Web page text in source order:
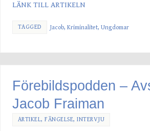
LÄNK TILL ARTIKELN
TAGGED Jacob, Kriminalitet, Ungdomar
Förebildspodden –
Jacob Fraiman
ARTIKEL,FÄNGELSE,INTERVJU